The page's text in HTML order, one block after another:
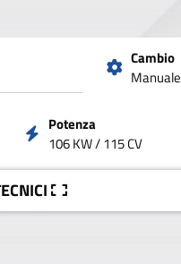
Cambio
Manuale
Potenza
106 KW / 115 CV